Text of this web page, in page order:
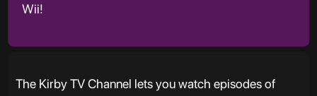
Wii!
The Kirby TV Channel lets you watch episodes of